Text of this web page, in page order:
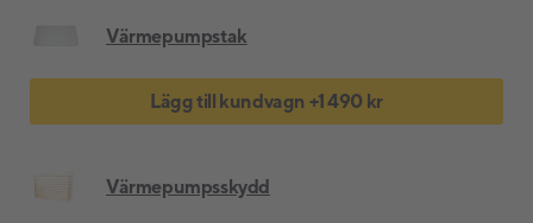
Värmepumpstak
Lägg till kundvagn +1 490 kr
Värmepumpsskydd